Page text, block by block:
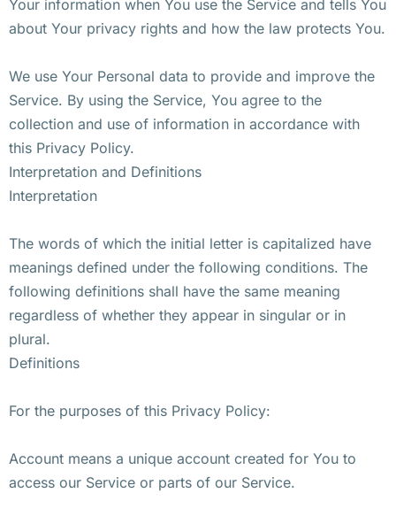
Your information when You use the Service and tells You
about Your privacy rights and how the law protects You.
We use Your Personal data to provide and improve the
Service. By using the Service, You agree to the
collection and use of information in accordance with
this Privacy Policy.
Interpretation and Definitions
Interpretation
The words of which the initial letter is capitalized have
meanings defined under the following conditions. The
following definitions shall have the same meaning
regardless of whether they appear in singular or in
plural.
Definitions
For the purposes of this Privacy Policy:
Account means a unique account created for You to
access our Service or parts of our Service.